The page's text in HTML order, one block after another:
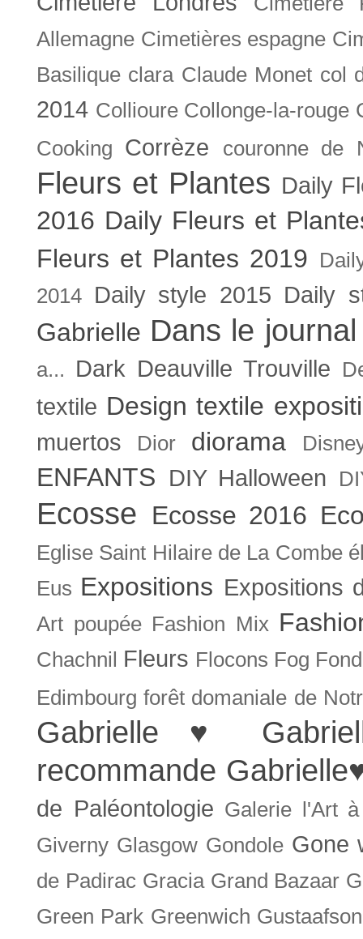
Allemagne Cimetières espagne
Basilique clara Claude Monet col
2014 Collioure Collonge-la-rouge
Cooking
Corrèze couronne de
Fleurs et Plantes Daily
2016 Daily Fleurs et
Fleurs et Plantes 2019
2014
Daily style 2015 Daily
Gabrielle Dans le journal
a... Dark Deauville Trouville
textile Design textile
muertos Dior diorama
ENFANTS DIY Halloween
Ecosse Ecosse 2016
Eglise Saint Hilaire de La Combe
Eus Expositions Expositions
Art poupée Fashion Mix
Chachnil Fleurs Flocons Fog
Edimbourg forêt domaniale de
Gabrielle ♥
recommande
de Paléontologie Galerie l'Art
Giverny Glasgow Gondole Gone
de Padirac Gracia Grand Bazaar
Green Park Greenwich Gustaafson